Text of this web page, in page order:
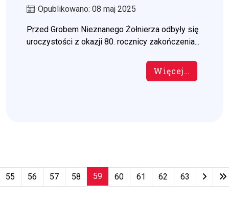
Opublikowano: 08 maj 2025
Przed Grobem Nieznanego Żołnierza odbyły się
uroczystości z okazji 80. rocznicy zakończenia...
Więcej…
Strona 59 z 79
55 56 57 58 59 60 61 62 63